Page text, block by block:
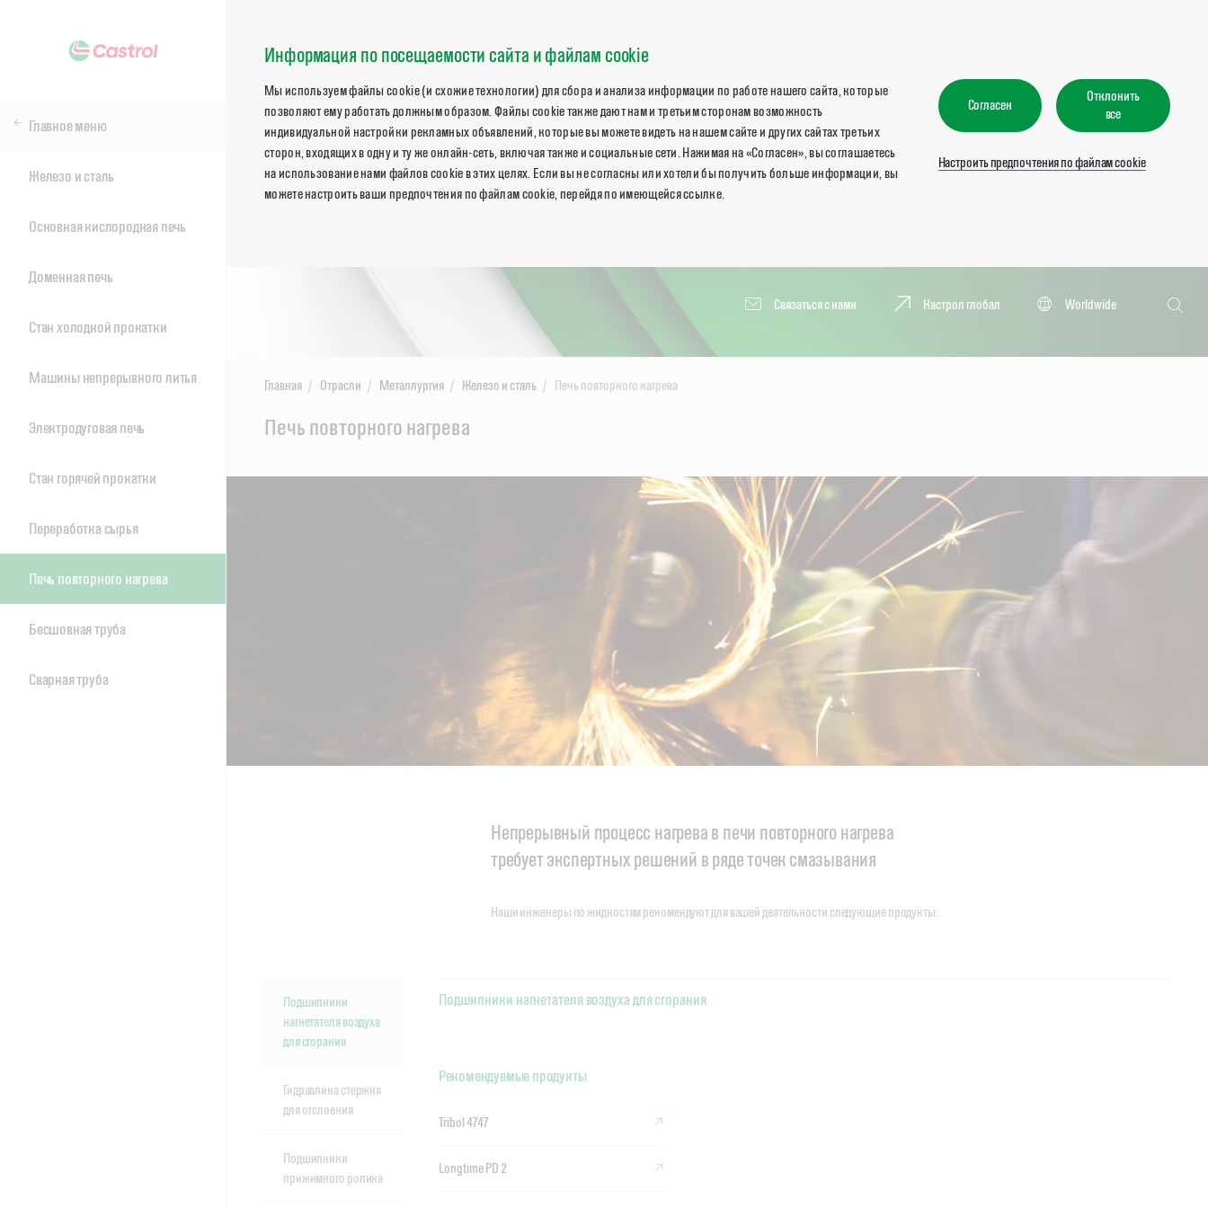
Информация по посещаемости сайта и файлам cookie
Мы используем файлы cookie (и схожие технологии) для сбора и анализа информации по работе нашего сайта, которые
позволяют ему работать должным образом. Файлы cookie также дают нам и третьим сторонам возможность
индивидуальной настройки рекламных объявлений, которые вы можете видеть на нашем сайте и других сайтах третьих
сторон, входящих в одну и ту же онлайн-сеть, включая также и социальные сети. Нажимая на «Согласен», вы соглашаетесь
на использование нами файлов cookie в этих целях. Если вы не согласны или хотели бы получить больше информации, вы
можете настроить ваши предпочтения по файлам cookie, перейдя по имеющейся ссылке.
Согласен
Отклонить
все
Настроить предпочтения по файлам cookie
Связаться с нами Кастрол глобал
Worldwide
Поиск
Главное меню
Железо и сталь
Основная кислородная печь
Доменная печь
Стан холодной прокатки
Машины непрерывного литья
Электродуговая печь
Стан горячей прокатки
Переработка сырья
Печь повторного нагрева
Бесшовная труба
Сварная труба
Главная Отрасли Металлургия Железо и сталь Печь повторного нагрева
Печь повторного нагрева
Непрерывный процесс нагрева в печи повторного нагрева
требует экспертных решений в ряде точек смазывания
Наши инженеры по жидкостям рекомендуют для вашей деятельности следующие продукты:
Подшипники
нагнетателя воздуха
для сгорания
Гидравлика стержня
для отслоения
Подшипники
прижимного ролика
Подшипники нагнетателя воздуха для сгорания
Рекомендуемые продукты
Tribol 4747
Longtime PD 2